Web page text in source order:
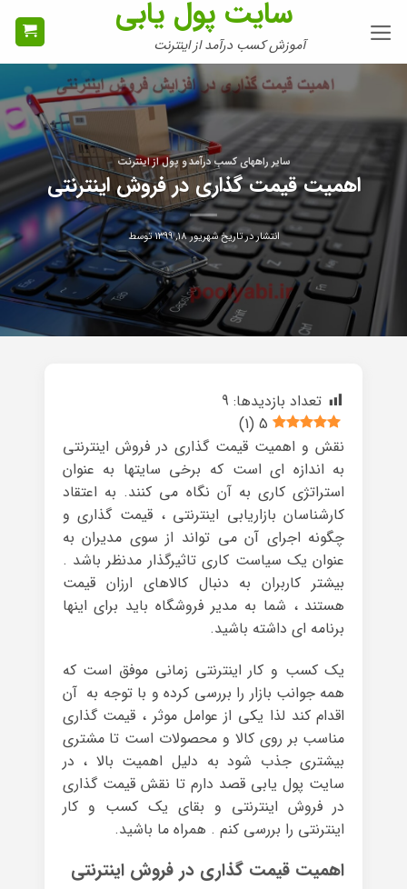
سایت پول یابی
آموزش کسب درآمد از اینترنت
سایر راههای کسب درآمد و پول از اینترنت
اهمیت قیمت گذاری در فروش اینترنتی
انتشار در تاریخشهریور ۱۸, ۱۳۹۹ توسط
تعداد بازدیدها: 9
5
(
1
)
نقش و اهمیت قیمت گذاری در فروش اینترنتی
به اندازه ای است که برخی سایتها به عنوان
استراتژی کاری به آن نگاه می کنند. به اعتقاد
کارشناسان بازاریابی اینترنتی ، قیمت گذاری و
چگونه اجرای آن می تواند از سوی مدیران به
عنوان یک سیاست کاری تاثیرگذار مدنظر باشد .
بیشتر کاربران به دنبال کالاهای ارزان قیمت
هستند ، شما به مدیر فروشگاه باید برای اینها
برنامه ای داشته باشید.
یک کسب و کار اینترنتی زمانی موفق است که
همه جوانب بازار را بررسی کرده و با توجه به آن
اقدام کند لذا یکی از عوامل موثر ، قیمت گذاری
مناسب بر روی کالا و محصولات است تا مشتری
بیشتری جذب شود به دلیل اهمیت بالا ، در
سایت پول یابی قصد دارم تا نقش قیمت گذاری
در فروش اینترنتی و بقای یک کسب و کار
اینترنتی را بررسی کنم . همراه ما باشید.
اهمیت قیمت گذاری در فروش اینترنتی